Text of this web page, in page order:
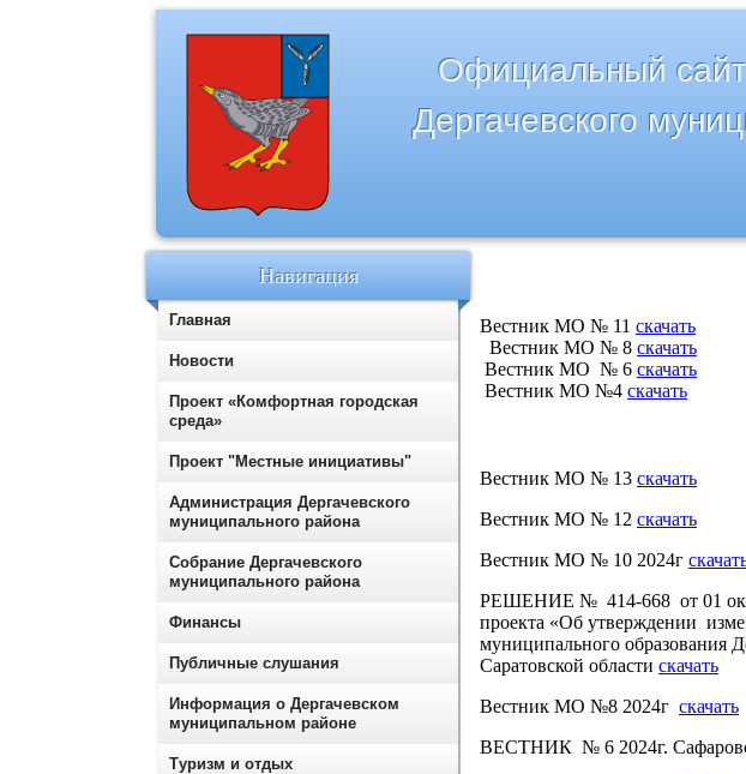
Официальный
Дергачевского
Вестник МО № 11 скачать
Вестник МО № 8 скачать
Вестник МО № 6 скачать
Вестник МО №4 скачать
Вестник МО № 13 скачать
Вестник МО № 12 скачать
Вестник МО № 10 2024г
РЕШЕНИЕ № 414-668 от 01
проекта «Об утверждении
муниципального образования
Саратовской области скачать
Вестник МО №8 2024г скачать
ВЕСТНИК № 6 2024г.
Навигация
Главная
Новости
Проект «Комфортная городская
среда»
Проект "Местные инициативы"
Администрация Дергачевского
муниципального района
Собрание Дергачевского
муниципального района
Финансы
Публичные слушания
Информация о Дергачевском
муниципальном районе
Туризм и отдых